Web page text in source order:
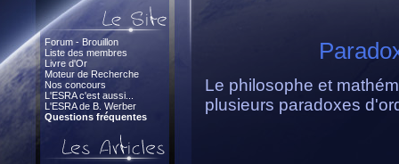
Forum - Brouillon
Liste des membres
Livre d'Or
Moteur de Recherche
Nos concours
L'ESRA c'est aussi...
L'ESRA de B. Werber
Questions fréquentes
Le philosophe et
plusieurs paradoxes